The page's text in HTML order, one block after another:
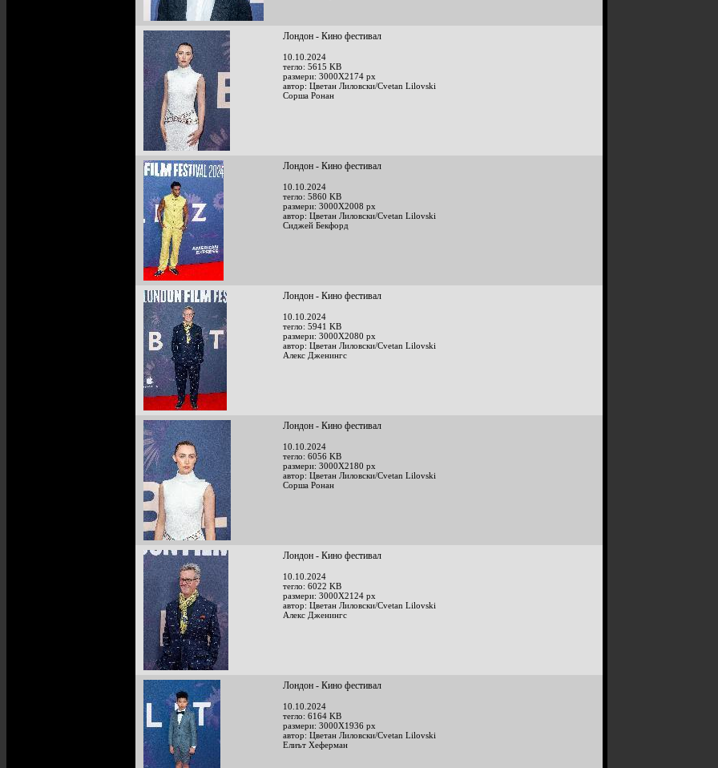
Лондон - Кино фестивал
10.10.2024
тегло: 5615 KB
размери: 3000X2174 px
автор: Цветан Лиловски/Cvetan Lilovski
Сорша Ронан
Лондон - Кино фестивал
10.10.2024
тегло: 5860 KB
размери: 3000X2008 px
автор: Цветан Лиловски/Cvetan Lilovski
Сиджей Бекфорд
Лондон - Кино фестивал
10.10.2024
тегло: 5941 KB
размери: 3000X2080 px
автор: Цветан Лиловски/Cvetan Lilovski
Алекс Дженингс
Лондон - Кино фестивал
10.10.2024
тегло: 6056 KB
размери: 3000X2180 px
автор: Цветан Лиловски/Cvetan Lilovski
Сорша Ронан
Лондон - Кино фестивал
10.10.2024
тегло: 6022 KB
размери: 3000X2124 px
автор: Цветан Лиловски/Cvetan Lilovski
Алекс Дженингс
Лондон - Кино фестивал
10.10.2024
тегло: 6164 KB
размери: 3000X1936 px
автор: Цветан Лиловски/Cvetan Lilovski
Елиът Хеферман